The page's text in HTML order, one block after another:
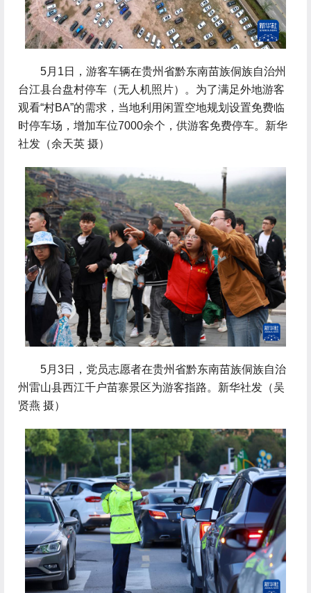
5月1日，游客车辆在贵州省黔东南苗族侗族自治州
台江县台盘村停车（无人机照片）。为了满足外地游客
观看“村BA”的需求，当地利用闲置空地规划设置免费临
时停车场，增加车位7000余个，供游客免费停车。新华
社发（余天英 摄）
5月3日，党员志愿者在贵州省黔东南苗族侗族自治
州雷山县西江千户苗寨景区为游客指路。新华社发（吴
贤燕 摄）